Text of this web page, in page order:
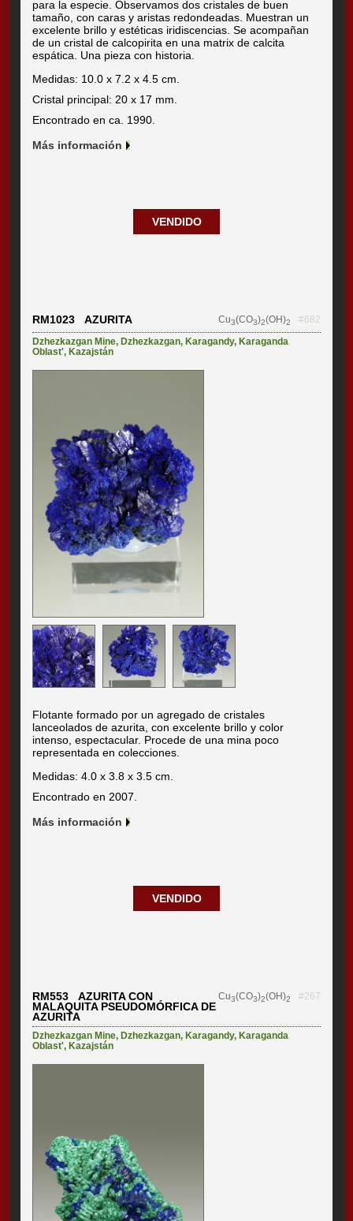
para la especie. Observamos dos cristales de buen
tamaño, con caras y aristas redondeadas. Muestran un
excelente brillo y estéticas iridiscencias. Se acompañan
de un cristal de calcopirita en una matrix de calcita
espática. Una pieza con historia.
Medidas: 10.0 x 7.2 x 4.5 cm.
Cristal principal: 20 x 17 mm.
Encontrado en ca. 1990.
Más información
VENDIDO
RM1023 AZURITA Cu3(CO3)2(OH)2
#682
Dzhezkazgan Mine,Dzhezkazgan,Karagandy,Karaganda
Oblast',Kazajstán
Flotante formado por un agregado de cristales
lanceolados de azurita, con excelente brillo y color
intenso, espectacular. Procede de una mina poco
representada en colecciones.
Medidas: 4.0 x 3.8 x 3.5 cm.
Encontrado en 2007.
Más información
VENDIDO
RM553 AZURITA CON
MALAQUITA PSEUDOMÓRFICA DE
AZURITA
Cu3(CO3)2(OH)2 #267
Dzhezkazgan Mine,Dzhezkazgan,Karagandy,Karaganda
Oblast',Kazajstán